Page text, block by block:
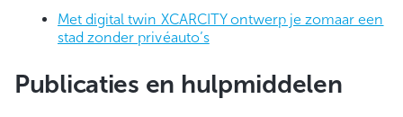
Met digital twin XCARCITY ontwerp je zomaar een
stad zonder privéauto’s
Publicaties en hulpmiddelen